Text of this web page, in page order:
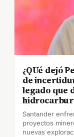
¿QUé dejó
de
legado que
Santander
proyectos
nuevas